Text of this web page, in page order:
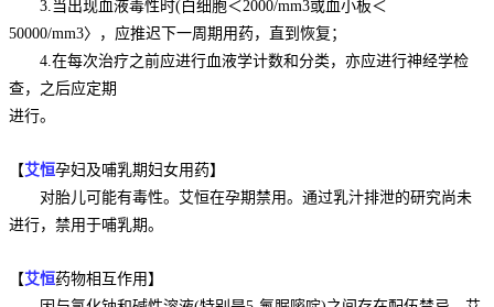
3.当出现血液毒性时(白细胞＜2000/mm3或血小板＜
50000/mm3〉，应推迟下一周期用药，直到恢复；
4.在每次治疗之前应进行血液学计数和分类，亦应进行神经学检
查，之后应定期
进行。
【艾恒孕妇及哺乳期妇女用药】
对胎儿可能有毒性。艾恒在孕期禁用。通过乳汁排泄的研究尚未
进行，禁用于哺乳期。
【艾恒药物相互作用】